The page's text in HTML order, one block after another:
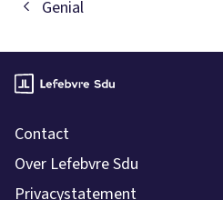
Genial
Contact
Over Lefebvre Sdu
Privacystatement